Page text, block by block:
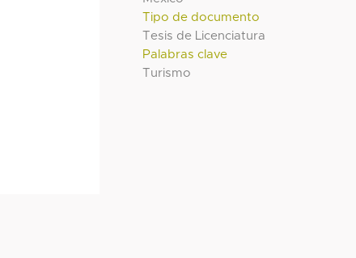
Tipo de documento
Tesis de Licenciatura
Palabras clave
Turismo